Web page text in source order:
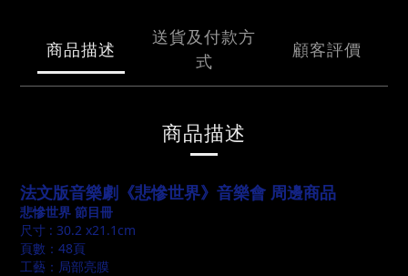
商品描述
送貨及付款方
式
顧客評價
商品描述
法文版音樂劇《悲慘世界》音樂會 周邊商品
悲慘世界 節目冊
尺寸 : 30.2 x21.1cm
頁數：48頁
工藝：局部亮膜